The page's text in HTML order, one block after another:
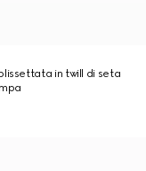
in twill di seta